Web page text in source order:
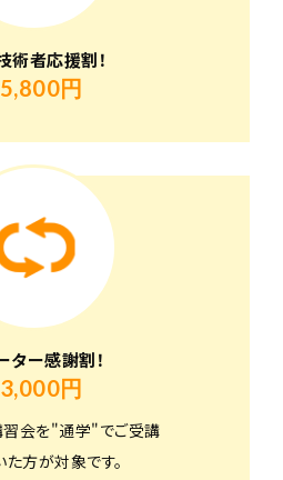
術者応援割！
円
ター感謝割！
円
会を"通学"でご受講
た方が対象です。